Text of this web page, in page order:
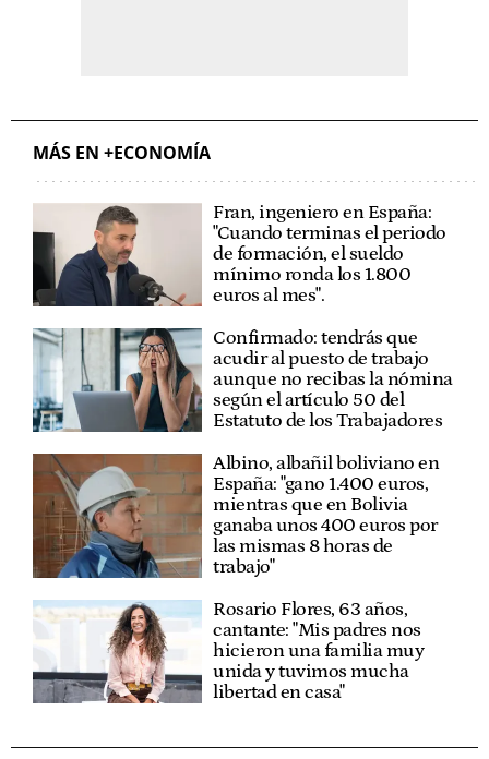
MÁS EN +ECONOMÍA
Fran, ingeniero en España:
"Cuando terminas el periodo
de formación, el sueldo
mínimo ronda los 1.800
euros al mes".
Confirmado: tendrás que
acudir al puesto de trabajo
aunque no recibas la nómina
según el artículo 50 del
Estatuto de los Trabajadores
Albino, albañil boliviano en
España: "gano 1.400 euros,
mientras que en Bolivia
ganaba unos 400 euros por
las mismas 8 horas de
trabajo"
Rosario Flores, 63 años,
cantante: "Mis padres nos
hicieron una familia muy
unida y tuvimos mucha
libertad en casa"